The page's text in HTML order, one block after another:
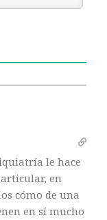
le hace
en
cómo de una
en sí mucho